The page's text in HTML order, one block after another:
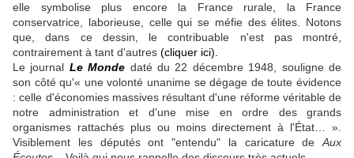
elle symbolise plus encore la France rurale, la France
conservatrice, laborieuse, celle qui se méfie des élites. Notons
que, dans ce dessin, le contribuable n'est pas montré,
contrairement à tant d'autres (cliquer ici)
Le journal Le Monde daté du 22 décembre 1948, souligne de
son côté qu'« une volonté unanime se dégage de toute évidence
: celle d'économies massives résultant d'une réforme véritable de
notre administration et d'une mise en ordre des grands
organismes rattachés plus ou moins directement à l'État… ».
Visiblement les députés ont "entendu" la caricature de Aux